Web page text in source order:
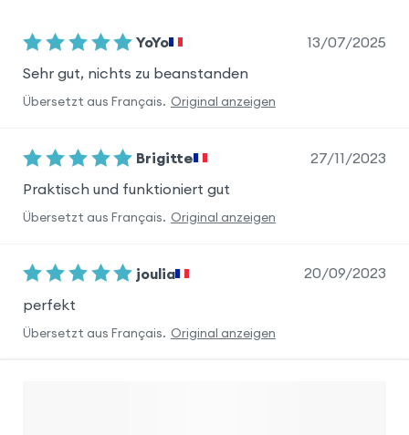
YoYo
13/07/2025
Sehr gut, nichts zu beanstanden
Übersetzt aus Français. Original anzeigen
Brigitte
27/11/2023
Praktisch und funktioniert gut
Übersetzt aus Français. Original anzeigen
joulia
20/09/2023
perfekt
Übersetzt aus Français. Original anzeigen